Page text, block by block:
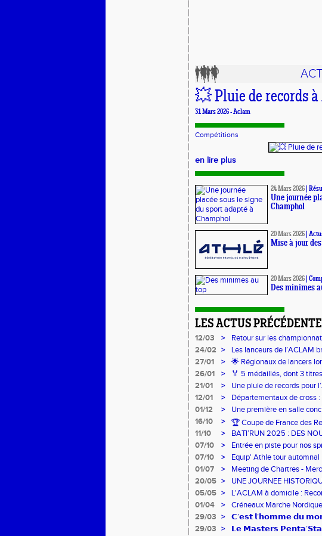
💥 Pluie de records
31 Mars 2026 -Aclam
Compétitions
en lire plus
24 Mars 2026
Une journée
Champhol
20 Mars 2026
Mise à jour
20 Mars 2026
Des minimes
LES ACTUS
12/03 >
Retour sur les
24/02 >
Les lanceurs de l’ACLAM
Lancers Longs à Nice
27/01 >
🌟 Régionaux de lancers
sur-Loire
26/01 >
🏅 5 médaillés, dont 3
pour l’Aclam !
21/01 >
Une pluie de records pour
12/01
>
Départementaux de cross
01/12
>
Une première en salle
16/10
>
🏆 Coupe de France des
11/10
>
BATI’RUN 2025 : DES
07/10
>
Entrée en piste pour nos
FRANCE !
07/10 >
Equip' Athle tour
jeunes !
01/07 >
Meeting de Chartres -
20/05 >
UNE JOURNEE
05/05 > L'ACLAM à domicile :
01/04 >
Créneaux Marche Nordique
29/03 >
𝗖’𝗲𝘀𝘁 𝗹’𝗵𝗼𝗺𝗺𝗲 𝗱𝘂
29/03 >
𝗟𝗲 𝗠𝗮𝘀𝘁𝗲𝗿𝘀